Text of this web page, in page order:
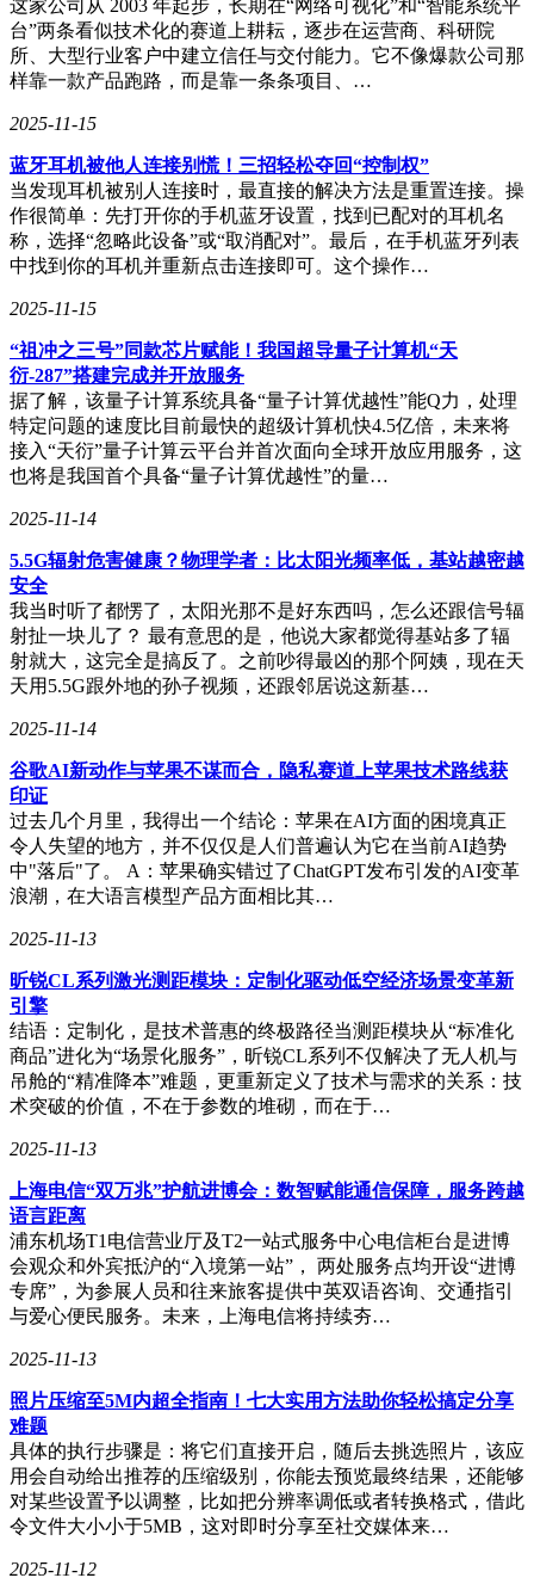
这家公司从 2003 年起步，长期在“网络可视化”和“智能系统平
台”两条看似技术化的赛道上耕耘，逐步在运营商、科研院
所、大型行业客户中建立信任与交付能力。它不像爆款公司那
样靠一款产品跑路，而是靠一条条项目、…
2025-11-15
蓝牙耳机被他人连接别慌！三招轻松夺回“控制权”
当发现耳机被别人连接时，最直接的解决方法是重置连接。操
作很简单：先打开你的手机蓝牙设置，找到已配对的耳机名
称，选择“忽略此设备”或“取消配对”。最后，在手机蓝牙列表
中找到你的耳机并重新点击连接即可。这个操作…
2025-11-15
“祖冲之三号”同款芯片赋能！我国超导量子计算机“天
衍-287”搭建完成并开放服务
据了解，该量子计算系统具备“量子计算优越性”能Q力，处理
特定问题的速度比目前最快的超级计算机快4.5亿倍，未来将
接入“天衍”量子计算云平台并首次面向全球开放应用服务，这
也将是我国首个具备“量子计算优越性”的量…
2025-11-14
5.5G辐射危害健康？物理学者：比太阳光频率低，基站越密越
安全
我当时听了都愣了，太阳光那不是好东西吗，怎么还跟信号辐
射扯一块儿了？ 最有意思的是，他说大家都觉得基站多了辐
射就大，这完全是搞反了。之前吵得最凶的那个阿姨，现在天
天用5.5G跟外地的孙子视频，还跟邻居说这新基…
2025-11-14
谷歌AI新动作与苹果不谋而合，隐私赛道上苹果技术路线获
印证
过去几个月里，我得出一个结论：苹果在AI方面的困境真正
令人失望的地方，并不仅仅是人们普遍认为它在当前AI趋势
中"落后"了。 A：苹果确实错过了ChatGPT发布引发的AI变革
浪潮，在大语言模型产品方面相比其…
2025-11-13
昕锐CL系列激光测距模块：定制化驱动低空经济场景变革新
引擎
结语：定制化，是技术普惠的终极路径当测距模块从“标准化
商品”进化为“场景化服务”，昕锐CL系列不仅解决了无人机与
吊舱的“精准降本”难题，更重新定义了技术与需求的关系：技
术突破的价值，不在于参数的堆砌，而在于…
2025-11-13
上海电信“双万兆”护航进博会：数智赋能通信保障，服务跨越
语言距离
浦东机场T1电信营业厅及T2一站式服务中心电信柜台是进博
会观众和外宾抵沪的“入境第一站”， 两处服务点均开设“进博
专席”，为参展人员和往来旅客提供中英双语咨询、交通指引
与爱心便民服务。未来，上海电信将持续夯…
2025-11-13
照片压缩至5M内超全指南！七大实用方法助你轻松搞定分享
难题
具体的执行步骤是：将它们直接开启，随后去挑选照片，该应
用会自动给出推荐的压缩级别，你能去预览最终结果，还能够
对某些设置予以调整，比如把分辨率调低或者转换格式，借此
令文件大小小于5MB，这对即时分享至社交媒体来…
2025-11-12